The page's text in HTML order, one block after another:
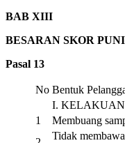
BAB XIII
BESARAN SKOR
Pasal 13
No Bentuk
I. KELAKUAN
1
Membuang
Tidak